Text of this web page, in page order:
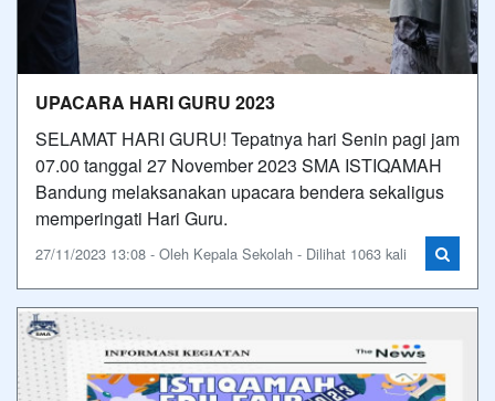
UPACARA HARI GURU 2023
SELAMAT HARI GURU! Tepatnya hari Senin pagi jam
07.00 tanggal 27 November 2023 SMA ISTIQAMAH
Bandung melaksanakan upacara bendera sekaligus
memperingati Hari Guru.
27/11/2023 13:08 - Oleh Kepala Sekolah - Dilihat 1063 kali